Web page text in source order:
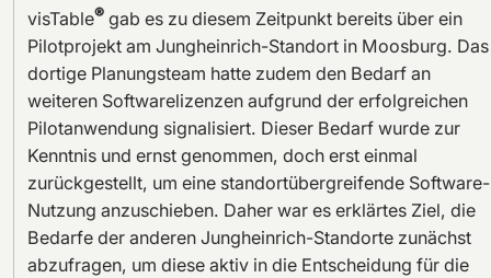
visTable®gab es zu diesem Zeitpunkt bereits über ein
Pilotprojekt am Jungheinrich-Standort in Moosburg. Das
dortige Planungsteam hatte zudem den Bedarf an
weiteren Softwarelizenzen aufgrund der erfolgreichen
Pilotanwendung signalisiert. Dieser Bedarf wurde zur
Kenntnis und ernst genommen, doch erst einmal
zurückgestellt, um eine standortübergreifende Software-
Nutzung anzuschieben. Daher war es erklärtes Ziel, die
Bedarfe der anderen Jungheinrich-Standorte zunächst
abzufragen, um diese aktiv in die Entscheidung für die